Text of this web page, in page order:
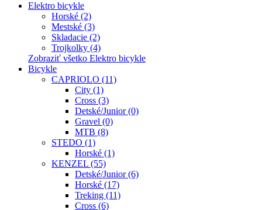
Elektro bicykle
Horské (2)
Mestské (3)
Skladacie (2)
Trojkolky (4)
Zobraziť všetko Elektro bicykle
Bicykle
CAPRIOLO (11)
City (1)
Cross (3)
Detské/Junior (0)
Gravel (0)
MTB (8)
STEDO (1)
Horské (1)
KENZEL (55)
Detské/Junior (6)
Horské (17)
Treking (11)
Cross (6)